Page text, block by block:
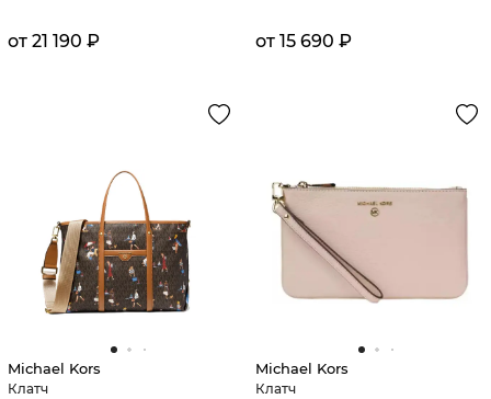
от 21 190 ₽ от 15 690 ₽
Michael Kors
Клатч
Michael Kors
Клатч